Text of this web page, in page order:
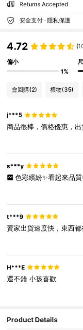
Returns Accepted
安全支付 · 隱私保護
4.72
偏小
1%
會回購(2) 禮物(35)
j***5
商品很棒，價格優惠，出
s***y
色彩繽紛✨看起來品
t***9
賣家出貨速度快，東西
H***E
還不錯小孩喜歡
Product Details